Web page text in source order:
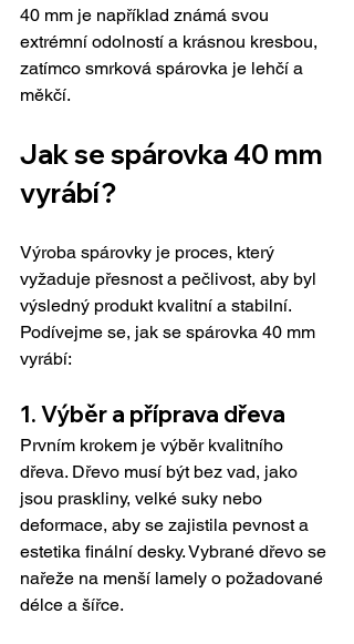
40 mm je například známá svou
extrémní odolností a krásnou kresbou,
zatímco smrková spárovka je lehčí a
měkčí.
Jak se spárovka 40 mm
vyrábí?
Výroba spárovky je proces, který
vyžaduje přesnost a pečlivost, aby byl
výsledný produkt kvalitní a stabilní.
Podívejme se, jak se spárovka 40 mm
vyrábí:
1. Výběr a příprava dřeva
Prvním krokem je výběr kvalitního
dřeva. Dřevo musí být bez vad, jako
jsou praskliny, velké suky nebo
deformace, aby se zajistila pevnost a
estetika finální desky. Vybrané dřevo se
nařeže na menší lamely o požadované
délce a šířce.